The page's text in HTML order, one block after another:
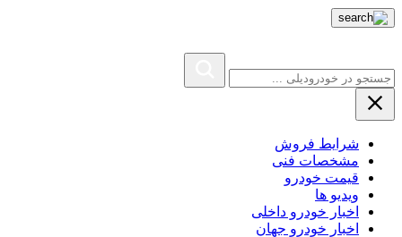
شرایط فروش
مشخصات فنی
قیمت خودرو
ویدیو ها
اخبار خودرو داخلی
اخبار خودرو جهان